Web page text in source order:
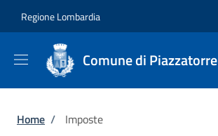
Regione Lombardia
Comune di Piazzatorre
Briciole di pane
Home / Imposte